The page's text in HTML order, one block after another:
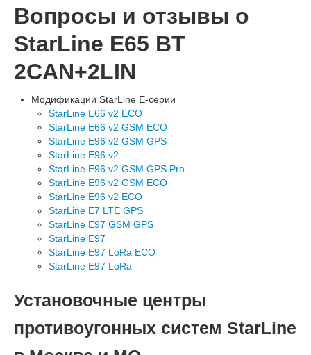
Вопросы и отзывы о
StarLine E65 BT
2CAN+2LIN
Модификации StarLine E-серии
StarLine E66 v2 ECO
StarLine E66 v2 GSM ECO
StarLine E96 v2 GSM GPS
StarLine E96 v2
StarLine E96 v2 GSM GPS Pro
StarLine E96 v2 GSM ECO
StarLine E96 v2 ECO
StarLine E7 LTE GPS
StarLine E97 GSM GPS
StarLine E97
StarLine E97 LoRa ECO
StarLine E97 LoRa
Установочные центры
противоугонных систем StarLine